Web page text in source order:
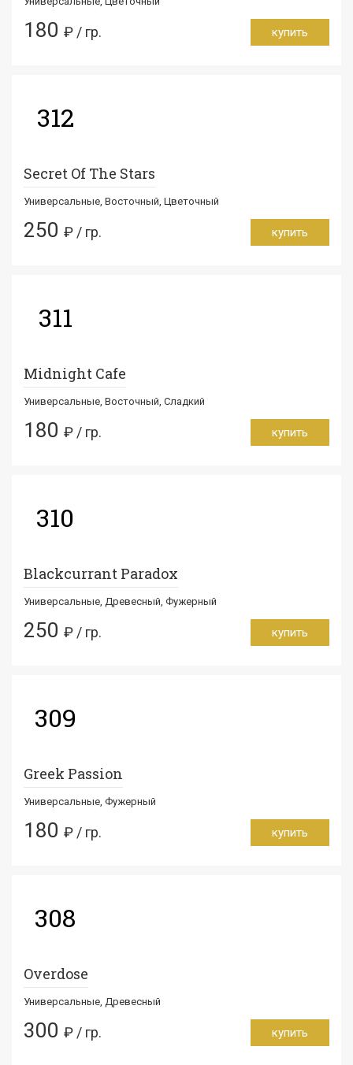
180 ₽ / гр. купить
312
Secret Of The Stars
Универсальные, Восточный, Цветочный
250 ₽ / гр. купить
311
Midnight Cafe
Универсальные, Восточный, Сладкий
180 ₽ / гр. купить
310
Blackcurrant Paradox
Универсальные, Древесный, Фужерный
250 ₽ / гр. купить
309
Greek Passion
Универсальные, Фужерный
180 ₽ / гр. купить
308
Overdose
Универсальные, Древесный
300 ₽ / гр. купить